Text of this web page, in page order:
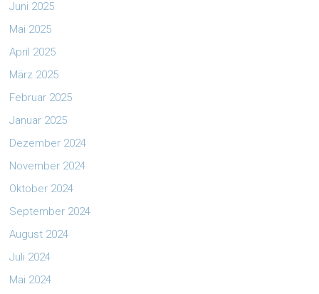
Juni 2025
Mai 2025
April 2025
März 2025
Februar 2025
Januar 2025
Dezember 2024
November 2024
Oktober 2024
September 2024
August 2024
Juli 2024
Mai 2024